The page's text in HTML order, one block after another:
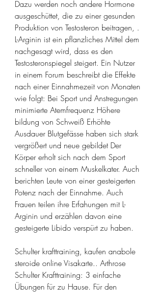
Dazu werden noch andere Hormone
ausgeschüttet, die zu einer gesunden
Produktion von Testosteron beitragen, .
L-Arginin ist ein pflanzliches Mittel dem
nachgesagt wird, dass es den
Testosteronspiegel steigert. Ein Nutzer
in einem Forum beschreibt die Effekte
nach einer Einnahmezeit von Monaten
wie folgt: Bei Sport und Anstregungen
minimierte Atemfrequenz Höhere
bildung von Schweiß Erhöhte
Ausdauer Blutgefässe haben sich stark
vergrößert und neue gebildet Der
Körper erholt sich nach dem Sport
schneller von einem Muskelkater. Auch
berichten Leute von einer gesteigerten
Potenz nach der Einnahme. Auch
Frauen teilen ihre Erfahungen mit L-
Arginin und erzählen davon eine
gesteigerte Libido verspürt zu haben.
Schulter krafttraining, kaufen anabole
steroide online Visakarte.. Arthrose
Schulter Krafttraining: 3 einfache
Übungen für zu Hause. Für den